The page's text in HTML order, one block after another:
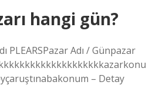
hangi gün?
PLEARSPazar Adı / Günpazar
– Detay